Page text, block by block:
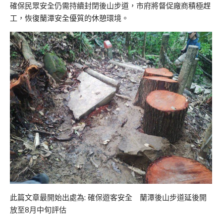
確保民眾安全仍需持續封閉後山步道，市府將督促廠商積極趕
工，恢復蘭潭安全優質的休憩環境。
此篇文章最開始出處為: 確保遊客安全 蘭潭後山步道延後開
放至8月中旬評估